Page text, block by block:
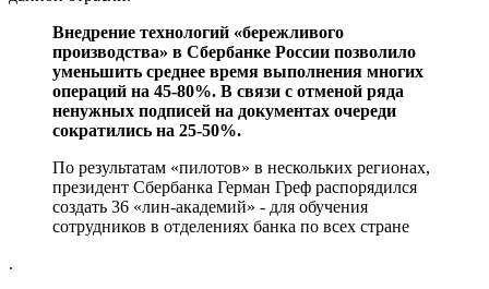
Внедрение технологий «бережливого
производства» в Сбербанке России позволило
уменьшить среднее время выполнения многих
операций на 45-80%. В связи с отменой ряда
ненужных подписей на документах очереди
сократились на 25-50%.
По результатам «пилотов» в нескольких регионах,
президент Сбербанка Герман Греф распорядился
создать 36 «лин-академий» - для обучения
сотрудников в отделениях банка по всех стране
.